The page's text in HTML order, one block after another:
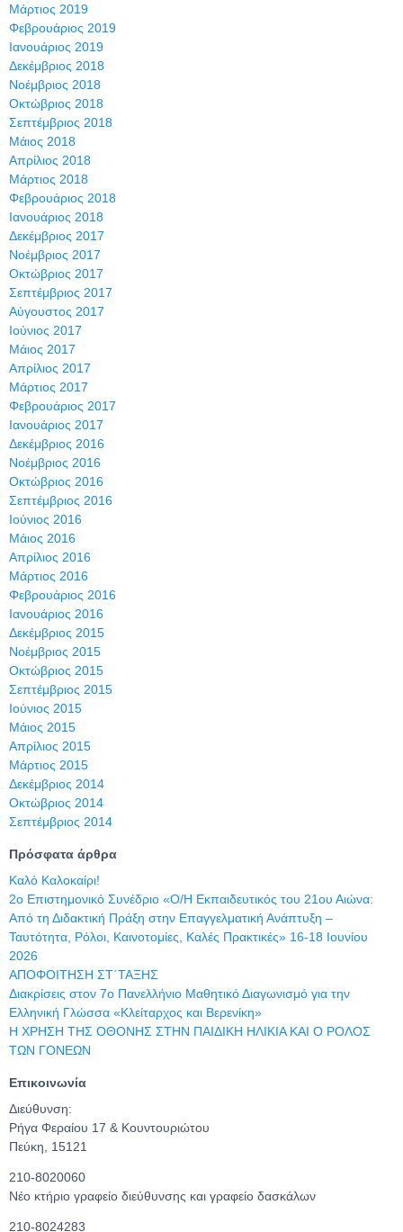
Μάρτιος 2019
Φεβρουάριος 2019
Ιανουάριος 2019
Δεκέμβριος 2018
Νοέμβριος 2018
Οκτώβριος 2018
Σεπτέμβριος 2018
Μάιος 2018
Απρίλιος 2018
Μάρτιος 2018
Φεβρουάριος 2018
Ιανουάριος 2018
Δεκέμβριος 2017
Νοέμβριος 2017
Οκτώβριος 2017
Σεπτέμβριος 2017
Αύγουστος 2017
Ιούνιος 2017
Μάιος 2017
Απρίλιος 2017
Μάρτιος 2017
Φεβρουάριος 2017
Ιανουάριος 2017
Δεκέμβριος 2016
Νοέμβριος 2016
Οκτώβριος 2016
Σεπτέμβριος 2016
Ιούνιος 2016
Μάιος 2016
Απρίλιος 2016
Μάρτιος 2016
Φεβρουάριος 2016
Ιανουάριος 2016
Δεκέμβριος 2015
Νοέμβριος 2015
Οκτώβριος 2015
Σεπτέμβριος 2015
Ιούνιος 2015
Μάιος 2015
Απρίλιος 2015
Μάρτιος 2015
Δεκέμβριος 2014
Οκτώβριος 2014
Σεπτέμβριος 2014
Πρόσφατα άρθρα
Καλό Καλοκαίρι!
2ο Επιστημονικό Συνέδριο «Ο/Η Εκπαιδευτικός του 21ου Αιώνα:
Από τη Διδακτική Πράξη στην Επαγγελματική Ανάπτυξη –
Ταυτότητα, Ρόλοι, Καινοτομίες, Καλές Πρακτικές» 16-18 Ιουνίου
2026
ΑΠΟΦΟΙΤΗΣΗ ΣΤ΄ΤΑΞΗΣ
Διακρίσεις στον 7ο Πανελλήνιο Μαθητικό Διαγωνισμό για την
Ελληνική Γλώσσα «Κλείταρχος και Βερενίκη»
Η ΧΡΗΣΗ ΤΗΣ ΟΘΟΝΗΣ ΣΤΗΝ ΠΑΙΔΙΚΗ ΗΛΙΚΙΑ ΚΑΙ Ο ΡΟΛΟΣ
ΤΩΝ ΓΟΝΕΩΝ
Επικοινωνία
Διεύθυνση:
Ρήγα Φεραίου 17 & Κουντουριώτου
Πεύκη, 15121
210-8020060
Νέο κτήριο γραφείο διεύθυνσης και γραφείο δασκάλων
210-8024283